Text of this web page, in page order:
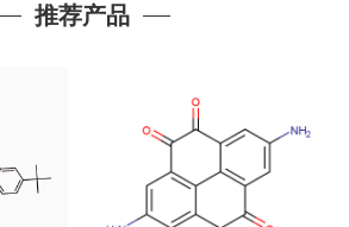
推荐产品